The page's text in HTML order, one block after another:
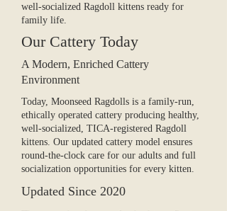
well‑socialized Ragdoll kittens ready for
family life.
Our Cattery Today
A Modern, Enriched Cattery
Environment
Today, Moonseed Ragdolls is a family‑run,
ethically operated cattery producing healthy,
well‑socialized, TICA‑registered Ragdoll
kittens. Our updated cattery model ensures
round‑the‑clock care for our adults and full
socialization opportunities for every kitten.
Updated Since 2020